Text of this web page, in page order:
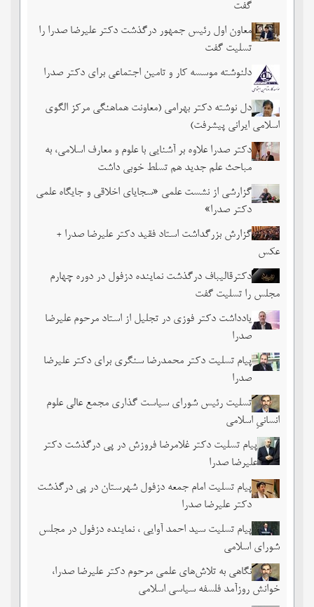
گفت
معاون اول رئیس جمهور درگذشت دکتر علیرضا صدرا را
تسلیت گفت
دلنوشته موسسه کار و تامین اجتماعی برای دکتر صدرا
دل نوشته دکتر بهرامی (معاونت هماهنگی مرکز الگوی
اسلامی ایرانی پیشرفت)
دکتر صدرا علاوه بر آشنایی با علوم و معارف اسلامی، به
مباحث علم جدید هم تسلط خوبی داشت
گزارشی از نشست علمی «سجایای اخلاقی و جایگاه علمی
دکتر صدرا»
گزارش بزرگداشت استاد فقید دکتر علیرضا صدرا +
عکس
دکترقالیباف درگذشت نماینده دزفول در دوره چهارم
مجلس را تسلیت گفت
یادداشت دکتر فوزی در تجلیل از استاد مرحوم علیرضا
صدرا
پیام تسلیت دکتر محمدرضا سنگری برای دکتر علیرضا
صدرا
تسلیت رئیس شورای سیاست گذاری مجمع عالی علوم
انسانیِ اسلامی
پیام تسلیت دکتر غلامرضا فروزش در پی درگذشت دکتر
علیرضا صدرا
پیام تسلیت امام جمعه دزفول شهرستان در پی درگذشت
دکتر علیرضا صدرا
پیام تسلیت سید احمد آوایی ، نماینده دزفول در مجلس
شورای اسلامی
نگاهی به تلاش‌های علمی مرحوم دکتر علیرضا صدرا،
خوانش روزآمد فلسفه سیاسی اسلامی